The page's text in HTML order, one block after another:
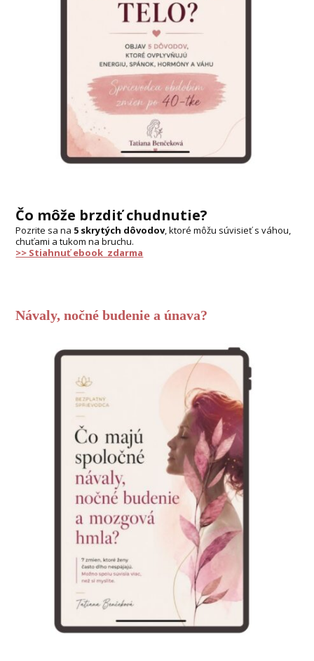
Čo môže brzdiť chudnutie?
Pozrite sa na 5 skrytých dôvodov, ktoré môžu súvisieť s váhou,
chuťami a tukom na bruchu.
>> Stiahnuť ebook zdarma
Návaly, nočné budenie a únava?